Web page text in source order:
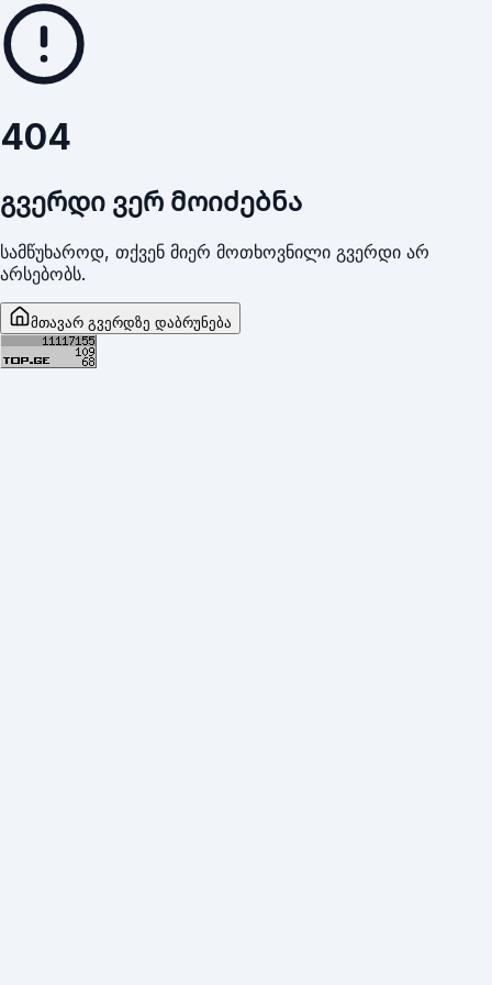
404
გვერდი ვერ მოიძებნა
სამწუხაროდ, თქვენ მიერ მოთხოვნილი გვერდი არ
არსებობს.
მთავარ გვერდზე დაბრუნება